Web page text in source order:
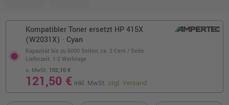
Kompatibler Toner ersetzt HP 415X
(W2031X) · Cyan
Kapazität bis zu 6000 Seiten, ca. 2 Cent / Seite
o. MwSt. 102,10 €
121,50 € inkl. MwSt.zzgl. Versand
Lieferzeit: 1-2 Werktage